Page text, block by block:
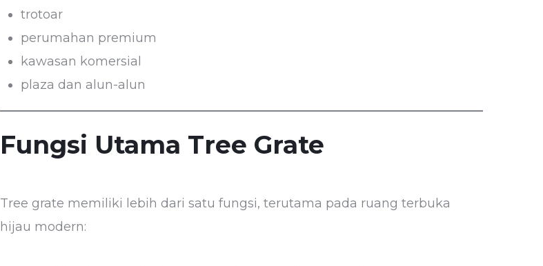
trotoar
perumahan premium
kawasan komersial
plaza dan alun-alun
Fungsi Utama Tree Grate
Tree grate memiliki lebih dari satu fungsi, terutama pada ruang terbuka
hijau modern: